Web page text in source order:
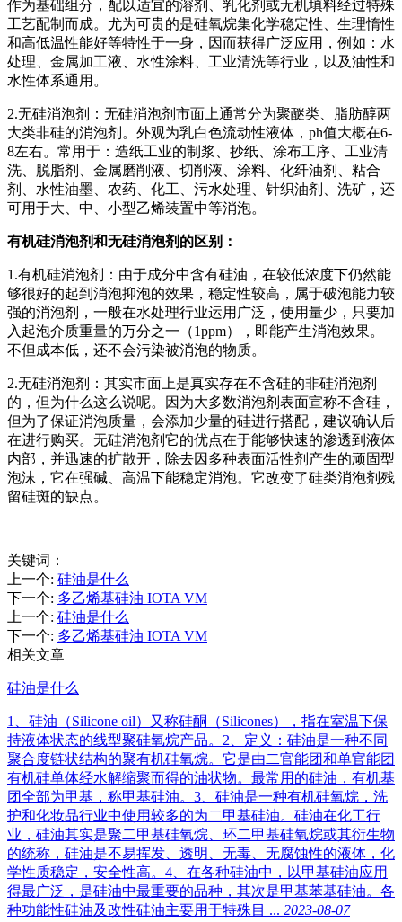
作为基础组分，配以适宜的溶剂、乳化剂或无机填料经过特殊
工艺配制而成。尤为可贵的是硅氧烷集化学稳定性、生理惰性
和高低温性能好等特性于一身，因而获得广泛应用，例如：水
处理、金属加工液、水性涂料、工业清洗等行业，以及油性和
水性体系通用。
2.无硅消泡剂：无硅消泡剂市面上通常分为聚醚类、脂肪醇两
大类非硅的消泡剂。外观为乳白色流动性液体，ph值大概在6-
8左右。常用于：造纸工业的制浆、抄纸、涂布工序、工业清
洗、脱脂剂、金属磨削液、切削液、涂料、化纤油剂、粘合
剂、水性油墨、农药、化工、污水处理、针织油剂、洗矿，还
可用于大、中、小型乙烯装置中等消泡。
有机硅消泡剂和无硅消泡剂的区别：
1.有机硅消泡剂：由于成分中含有硅油，在较低浓度下仍然能
够很好的起到消泡抑泡的效果，稳定性较高，属于破泡能力较
强的消泡剂，一般在水处理行业运用广泛，使用量少，只要加
入起泡介质重量的万分之一（1ppm），即能产生消泡效果。
不但成本低，还不会污染被消泡的物质。
2.无硅消泡剂：其实市面上是真实存在不含硅的非硅消泡剂
的，但为什么这么说呢。因为大多数消泡剂表面宣称不含硅，
但为了保证消泡质量，会添加少量的硅进行搭配，建议确认后
在进行购买。无硅消泡剂它的优点在于能够快速的渗透到液体
内部，并迅速的扩散开，除去因多种表面活性剂产生的顽固型
泡沫，它在强碱、高温下能稳定消泡。它改变了硅类消泡剂残
留硅斑的缺点。
关键词：
上一个: 硅油是什么
下一个: 多乙烯基硅油 IOTA VM
上一个: 硅油是什么
下一个: 多乙烯基硅油 IOTA VM
相关文章
硅油是什么
1、硅油（Silicone oil）又称硅酮（Silicones），指在室温下保
持液体状态的线型聚硅氧烷产品。2、定义：硅油是一种不同
聚合度链状结构的聚有机硅氧烷。它是由二官能团和单官能团
有机硅单体经水解缩聚而得的油状物。最常用的硅油，有机基
团全部为甲基，称甲基硅油。3、硅油是一种有机硅氧烷，洗
护和化妆品行业中使用较多的为二甲基硅油。硅油在化工行
业，硅油其实是聚二甲基硅氧烷、环二甲基硅氧烷或其衍生物
的统称，硅油是不易挥发、透明、无毒、无腐蚀性的液体，化
学性质稳定，安全性高。4、在各种硅油中，以甲基硅油应用
得最广泛，是硅油中最重要的品种，其次是甲基苯基硅油。各
种功能性硅油及改性硅油主要用于特殊目 ... 2023-08-07